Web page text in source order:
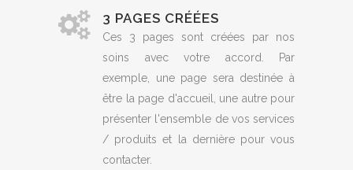
3 PAGES CRÉÉES
Ces 3 pages sont créées par nos
soins avec votre accord. Par
exemple, une page sera destinée à
être la page d'accueil, une autre pour
présenter l'ensemble de vos services
/ produits et la dernière pour vous
contacter.